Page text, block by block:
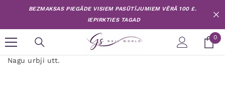
Pāriet uz saturuBEZMAKSAS PIEGĀDE VISIEM PASŪTĪJUMIEM VĒRĀ 100 £.
IEPIRKTIES TAGAD
00
Nagu urbji utt.